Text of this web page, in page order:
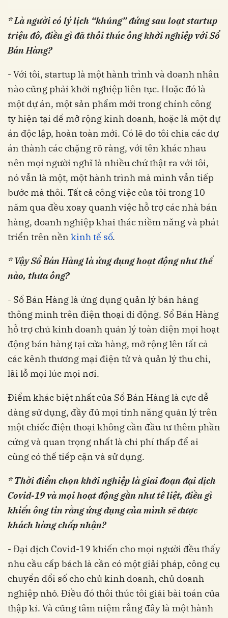
* Là người có lý lịch “khủng” đứng sau loạt startup
triệu đô, điều gì đã thôi thúc ông khởi nghiệp với Sổ
Bán Hàng?
- Với tôi, startup là một hành trình và doanh nhân
nào cũng phải khởi nghiệp liên tục. Hoặc đó là
một dự án, một sản phẩm mới trong chính công
ty hiện tại để mở rộng kinh doanh, hoặc là một dự
án độc lập, hoàn toàn mới. Có lẽ do tôi chia các dự
án thành các chặng rõ ràng, với tên khác nhau
nên mọi người nghĩ là nhiều chứ thật ra với tôi,
nó vẫn là một, một hành trình mà mình vẫn tiếp
bước mà thôi. Tất cả công việc của tôi trong 10
năm qua đều xoay quanh việc hỗ trợ các nhà bán
hàng, doanh nghiệp khai thác niềm năng và phát
triển trên nền kinh tế số.
* Vậy Sổ Bán Hàng là ứng dụng hoạt động như thế
nào, thưa ông?
- Sổ Bán Hàng là ứng dụng quản lý bán hàng
thông minh trên điện thoại di động. Sổ Bán Hàng
hỗ trợ chủ kinh doanh quản lý toàn diện mọi hoạt
động bán hàng tại cửa hàng, mở rộng lên tất cả
các kênh thương mại điện tử và quản lý thu chi,
lãi lỗ mọi lúc mọi nơi.
Điểm khác biệt nhất của Sổ Bán Hàng là cực dễ
dàng sử dụng, đầy đủ mọi tính năng quản lý trên
một chiếc điện thoại không cần đầu tư thêm phần
cứng và quan trọng nhất là chi phí thấp để ai
cũng có thể tiếp cận và sử dụng.
* Thời điểm chọn khởi nghiệp là giai đoạn đại dịch
Covid-19 và mọi hoạt động gần như tê liệt, điều gì
khiến ông tin rằng ứng dụng của mình sẽ được
khách hàng chấp nhận?
- Đại dịch Covid-19 khiến cho mọi người đều thấy
nhu cầu cấp bách là cần có một giải pháp, công cụ
chuyển đổi số cho chủ kinh doanh, chủ doanh
nghiệp nhỏ. Điều đó thôi thúc tôi giải bài toán của
thập kỉ. Và cũng tâm niệm rằng đây là một hành